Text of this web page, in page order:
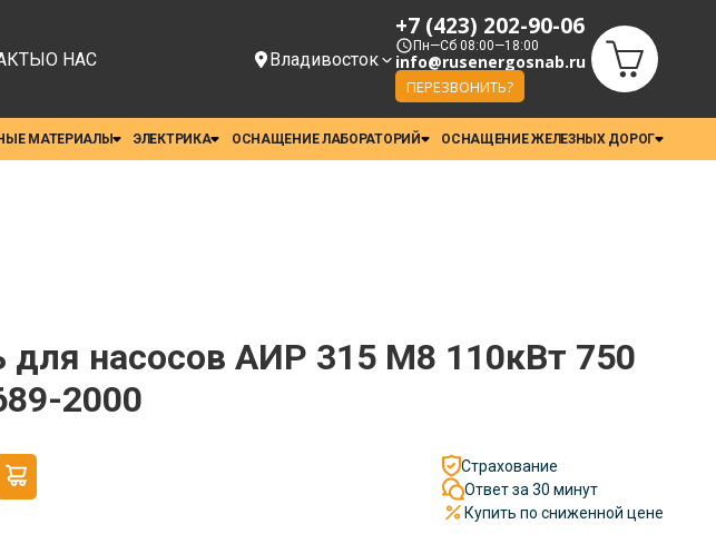
О НАС Владивосток
+7 (423) 202-90-06
Пн—Сб 08:00—18:00
info@rusenergosnab.ru
ПЕРЕЗВОНИТЬ?
МАТЕРИАЛЫ ЭЛЕКТРИКА ОСНАЩЕНИЕ ЛАБОРАТОРИЙ ОСНАЩЕНИЕ ЖЕЛЕЗНЫХ ДОРОГ
для насосов АИР 315 М8 110кВт 750
2000
Страхование
Ответ за 30 минут
Купить по сниженной цене